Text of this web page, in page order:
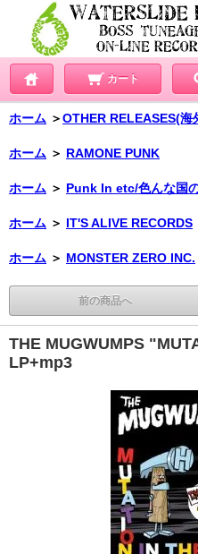
カート
ホーム ＞OTHER RELEASES(海
ホーム ＞ RAMONE PUNK
ホーム ＞ Punk In etc/色んな国
ホーム ＞ IT'S ALIVE RECORDS
ホーム ＞ MONSTER ZERO INC.
前の商品へ
THE MUGWUMPS
LP+mp3